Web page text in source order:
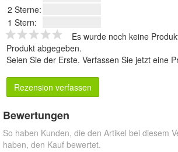
2 Sterne:
1 Stern:
Es wurde noch keine
Produkt abgegeben.
Seien Sie der Erste. Verfassen Sie jetzt eine
Rezension verfassen
Bewertungen
So haben Kunden, die den Artikel bei diesem
haben, den Kauf bewertet.